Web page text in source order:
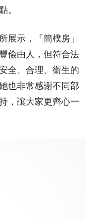
。
展示，「簡樸房」
儉由人，但符合法
全、合理、衞生的
也非常感謝不同部
，讓大家更齊心一